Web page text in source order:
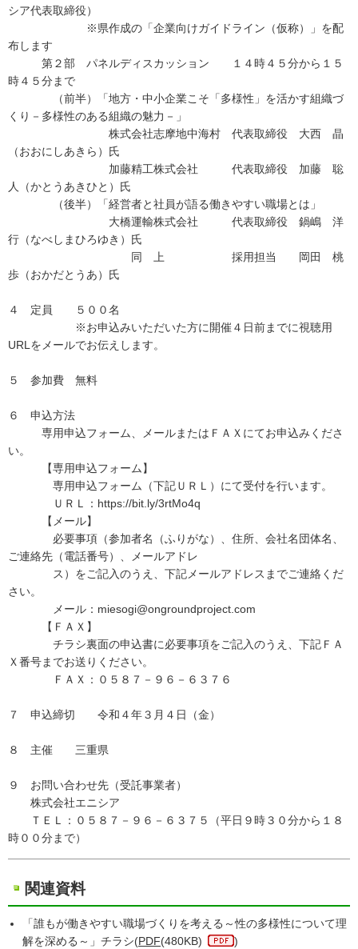
シア代表取締役）
※県作成の「企業向けガイドライン（仮称）」を配
布します
第２部 パネルディスカッション １４時４５分から１５
時４５分まで
（前半）「地方・中小企業こそ「多様性」を活かす組織づ
くり－多様性のある組織の魅力－」
株式会社志摩地中海村 代表取締役 大西 晶
（おおにしあきら）氏
加藤精工株式会社 代表取締役 加藤 聡
人（かとうあきひと）氏
（後半）「経営者と社員が語る働きやすい職場とは」
大橋運輸株式会社 代表取締役 鍋嶋 洋
行（なべしまひろゆき）氏
同 上 採用担当 岡田 桃
歩（おかだとうあ）氏
４ 定員 ５００名
※お申込みいただいた方に開催４日前までに視聴用
URLをメールでお伝えします。
５ 参加費 無料
６ 申込方法
専用申込フォーム、メールまたはＦＡＸにてお申込みくださ
い。
【専用申込フォーム】
専用申込フォーム（下記ＵＲＬ）にて受付を行います。
ＵＲＬ：https://bit.ly/3rtMo4q
【メール】
必要事項（参加者名（ふりがな）、住所、会社名団体名、
ご連絡先（電話番号）、メールアドレ
ス）をご記入のうえ、下記メールアドレスまでご連絡くだ
さい。
メール：miesogi@ongroundproject.com
【ＦＡＸ】
チラシ裏面の申込書に必要事項をご記入のうえ、下記ＦＡ
Ｘ番号までお送りください。
ＦＡＸ：０５８７－９６－６３７６
７ 申込締切 令和４年３月４日（金）
８ 主催 三重県
９ お問い合わせ先（受託事業者）
株式会社エニシア
ＴＥＬ：０５８７－９６－６３７５（平日９時３０分から１８
時００分まで）
関連資料
「誰もが働きやすい職場づくりを考える～性の多様性について理
解を深める～」チラシ(PDF(480KB) )